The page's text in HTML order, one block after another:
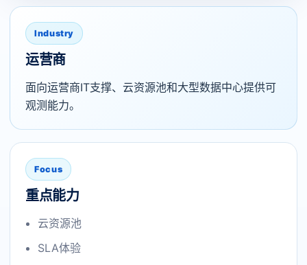
Industry
运营商
面向运营商IT支撑、云资源池和大型数据中心提供可
观测能力。
Focus
重点能力
云资源池
SLA体验